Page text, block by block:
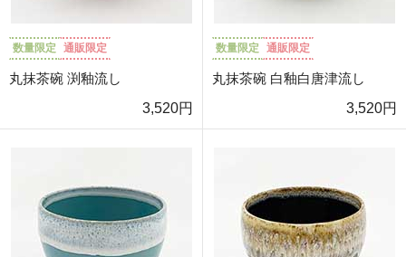
数量限定 通販限定
丸抹茶碗 渕釉流し
3,520円
数量限定 通販限定
丸抹茶碗 白釉白唐津流し
3,520円